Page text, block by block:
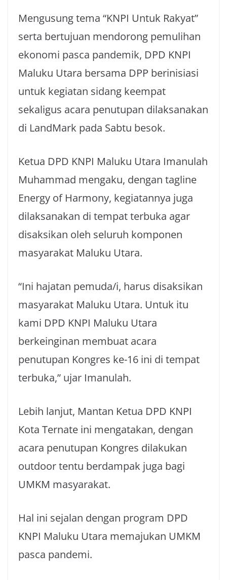
Mengusung tema “KNPI Untuk Rakyat”
serta bertujuan mendorong pemulihan
ekonomi pasca pandemik, DPD KNPI
Maluku Utara bersama DPP berinisiasi
untuk kegiatan sidang keempat
sekaligus acara penutupan dilaksanakan
di LandMark pada Sabtu besok.
Ketua DPD KNPI Maluku Utara Imanulah
Muhammad mengaku, dengan tagline
Energy of Harmony, kegiatannya juga
dilaksanakan di tempat terbuka agar
disaksikan oleh seluruh komponen
masyarakat Maluku Utara.
“Ini hajatan pemuda/i, harus disaksikan
masyarakat Maluku Utara. Untuk itu
kami DPD KNPI Maluku Utara
berkeinginan membuat acara
penutupan Kongres ke-16 ini di tempat
terbuka,” ujar Imanulah.
Lebih lanjut, Mantan Ketua DPD KNPI
Kota Ternate ini mengatakan, dengan
acara penutupan Kongres dilakukan
outdoor tentu berdampak juga bagi
UMKM masyarakat.
Hal ini sejalan dengan program DPD
KNPI Maluku Utara memajukan UMKM
pasca pandemi.